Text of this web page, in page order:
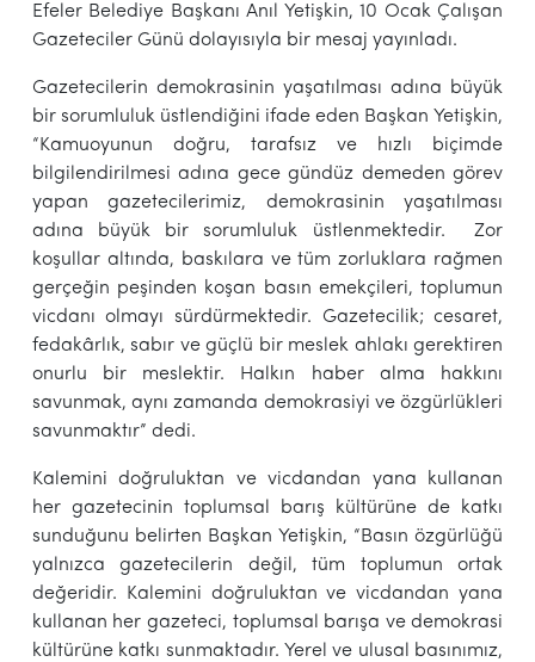
Efeler Belediye Başkanı Anıl Yetişkin, 10 Ocak Çalışan
Gazeteciler Günü dolayısıyla bir mesaj yayınladı.
Gazetecilerin demokrasinin yaşatılması adına büyük
bir sorumluluk üstlendiğini ifade eden Başkan Yetişkin,
“Kamuoyunun doğru, tarafsız ve hızlı biçimde
bilgilendirilmesi adına gece gündüz demeden görev
yapan gazetecilerimiz, demokrasinin yaşatılması
adına büyük bir sorumluluk üstlenmektedir. Zor
koşullar altında, baskılara ve tüm zorluklara rağmen
gerçeğin peşinden koşan basın emekçileri, toplumun
vicdanı olmayı sürdürmektedir. Gazetecilik; cesaret,
fedakârlık, sabır ve güçlü bir meslek ahlakı gerektiren
onurlu bir meslektir. Halkın haber alma hakkını
savunmak, aynı zamanda demokrasiyi ve özgürlükleri
savunmaktır” dedi.
Kalemini doğruluktan ve vicdandan yana kullanan
her gazetecinin toplumsal barış kültürüne de katkı
sunduğunu belirten Başkan Yetişkin, “Basın özgürlüğü
yalnızca gazetecilerin değil, tüm toplumun ortak
değeridir. Kalemini doğruluktan ve vicdandan yana
kullanan her gazeteci, toplumsal barışa ve demokrasi
kültürüne katkı sunmaktadır. Yerel ve ulusal basınımız,